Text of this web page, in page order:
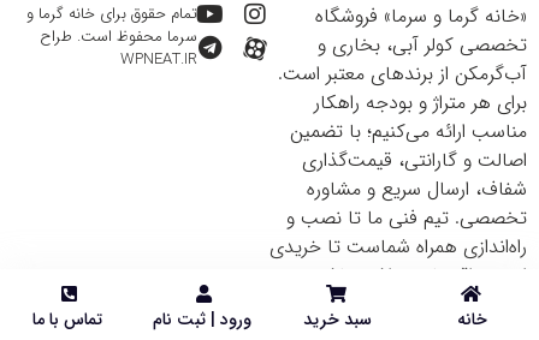
خانه سبد خرید ورود | ثبت نام تماس با ما
«خانه گرما و سرما» فروشگاه
تخصصی کولر آبی، بخاری و
آب‌گرمکن از برندهای معتبر است.
برای هر متراژ و بودجه راهکار
مناسب ارائه می‌کنیم؛ با تضمین
اصالت و گارانتی، قیمت‌گذاری
شفاف، ارسال سریع و مشاوره
تخصصی. تیم فنی ما تا نصب و
راه‌اندازی همراه شماست تا خریدی
ایمن و اقتصادی داشته باشید.
تمام حقوق برای خانه گرما و
سرما محفوظ است. طراح
WPNEAT.IR